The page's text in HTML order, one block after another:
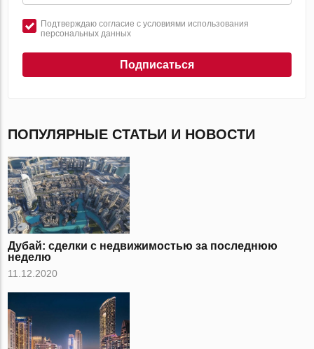
Подтверждаю согласие с условиями использования
персональных данных
Подписаться
ПОПУЛЯРНЫЕ СТАТЬИ И НОВОСТИ
Дубай: сделки с недвижимостью за последнюю
неделю
11.12.2020